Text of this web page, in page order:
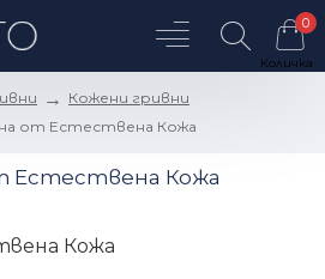
0
Кожени гривни
от Естествена Кожа
Естествена Кожа